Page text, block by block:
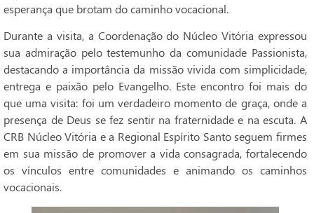
esperança que brotam do caminho vocacional.
Durante a visita, a Coordenação do Núcleo Vitória expressou
sua admiração pelo testemunho da comunidade Passionista,
destacando a importância da missão vivida com simplicidade,
entrega e paixão pelo Evangelho. Este encontro foi mais do
que uma visita: foi um verdadeiro momento de graça, onde a
presença de Deus se fez sentir na fraternidade e na escuta. A
CRB Núcleo Vitória e a Regional Espírito Santo seguem firmes
em sua missão de promover a vida consagrada, fortalecendo
os vínculos entre comunidades e animando os caminhos
vocacionais.